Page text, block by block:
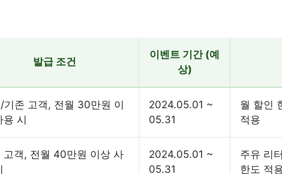
발급 조건
이벤트 기간 (예
상)
기존 고객, 전월 30만원 이
용 시
2024.05.01 ~
05.31
월 할인
적용
고객, 전월 40만원 이상 사
2024.05.01 ~
05.31
주유 리
한도 적